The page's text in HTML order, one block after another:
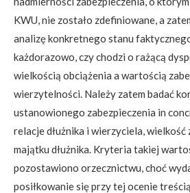
KWU, nie zostało zdefiniowane, a
analizę konkretnego stanu
każdorazowo, czy chodzi o rażącą
wielkością obciążenia a wartością
wierzytelności. Należy zatem badać
ustanowionego zabezpieczenia in
relacje dłużnika i wierzyciela, wielkość
majątku dłużnika. Kryteria takiej
pozostawiono orzecznictwu, choć
posiłkowanie się przy tej ocenie